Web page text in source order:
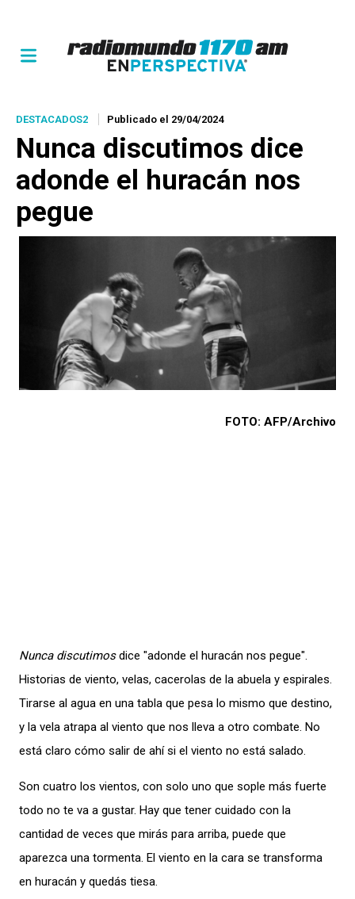
DESTACADOS2 Publicado el 29/04/2024
Nunca discutimos dice
adonde el huracán nos
pegue
FOTO: AFP/Archivo
Nunca discutimosdice "adonde el huracán nos pegue".
Historias de viento, velas, cacerolas de la abuela y espirales.
Tirarse al agua en una tabla que pesa lo mismo que destino,
y la vela atrapa al viento que nos lleva a otro combate. No
está claro cómo salir de ahí si el viento no está salado.
Son cuatro los vientos, con solo uno que sople más fuerte
todo no te va a gustar. Hay que tener cuidado con la
cantidad de veces que mirás para arriba, puede que
aparezca una tormenta. El viento en la cara se transforma
en huracán y quedás tiesa.